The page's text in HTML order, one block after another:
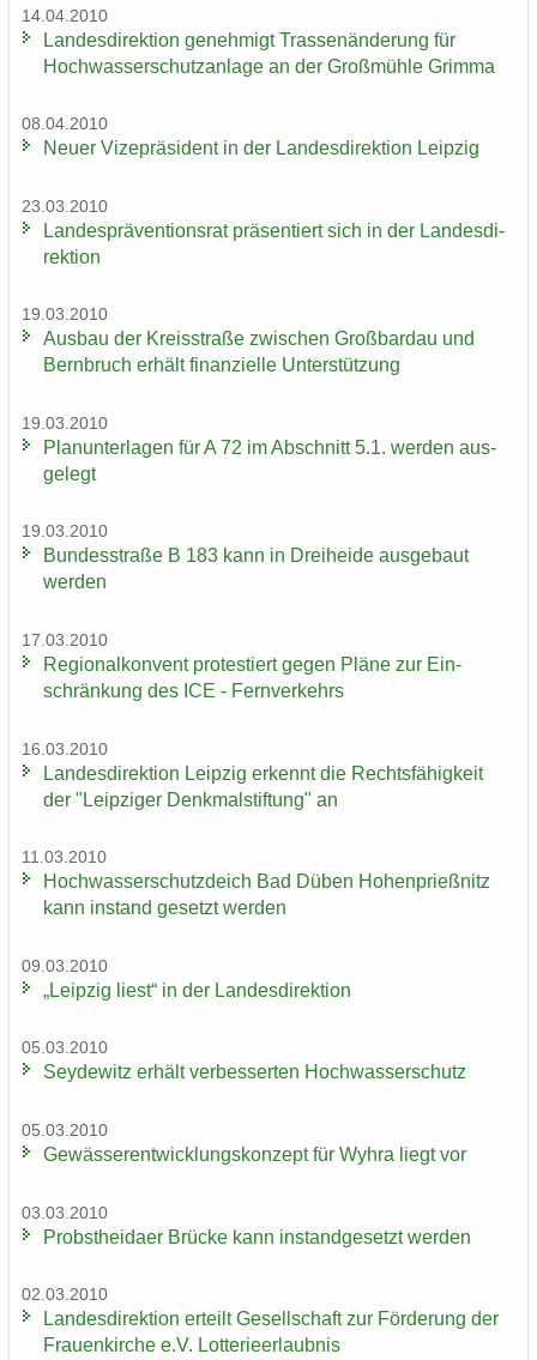
14.04.2010
Lan­des­di­rek­ti­on ge­neh­migt Tras­sen­än­de­rung für
Hoch­was­ser­schutz­an­la­ge an der Groß­müh­le Grim­ma
08.04.2010
Neuer Vi­ze­prä­si­dent in der Lan­des­di­rek­ti­on Leip­zig
23.03.2010
Lan­des­prä­ven­ti­ons­rat prä­sen­tiert sich in der Lan­des­di­
rek­ti­on
19.03.2010
Aus­bau der Kreis­stra­ße zwi­schen Groß­bardau und
Bern­bruch er­hält fi­nan­zi­el­le Un­ter­stüt­zung
19.03.2010
Plan­un­ter­la­gen für A 72 im Ab­schnitt 5.1. wer­den aus­
ge­legt
19.03.2010
Bun­des­stra­ße B 183 kann in Drei­hei­de aus­ge­baut
wer­den
17.03.2010
Re­gio­nal­kon­vent pro­tes­tiert gegen Pläne zur Ein­
schrän­kung des ICE - Fern­ver­kehrs
16.03.2010
Lan­des­di­rek­ti­on Leip­zig er­kennt die Rechts­fä­hig­keit
der "Leip­zi­ger Denk­mal­stif­tung" an
11.03.2010
Hoch­was­ser­schutz­deich Bad Düben Ho­hen­prieß­nitz
kann in­stand ge­setzt wer­den
09.03.2010
„Leip­zig liest“ in der Lan­des­di­rek­ti­on
05.03.2010
Sey­de­witz er­hält ver­bes­ser­ten Hoch­was­ser­schutz
05.03.2010
Ge­wäs­ser­ent­wick­lungs­kon­zept für Wyhra liegt vor
03.03.2010
Probst­hei­da­er Brü­cke kann in­stand­ge­setzt wer­den
02.03.2010
Lan­des­di­rek­ti­on er­teilt Ge­sell­schaft zur För­de­rung der
Frau­en­kir­che e.V. Lot­te­rie­er­laub­nis